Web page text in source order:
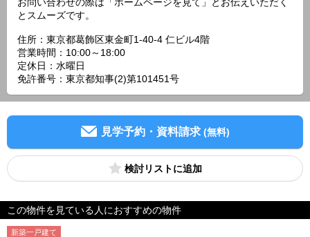
とスムーズです。
住所：東京都葛飾区東金町1-40-4 仁ビル4階
営業時間：10:00～18:00
定休日：水曜日
免許番号：東京都知事(2)第101451号
見学予約・資料請求 (無料)
検討リスト
この物件を見ている人におすすめの物件
新築一戸建て